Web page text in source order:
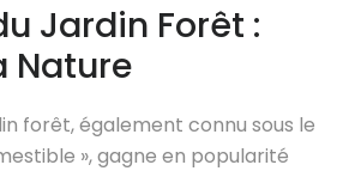
Jardin Forêt :
Nature
forêt, également connu sous le
», gagne en popularité